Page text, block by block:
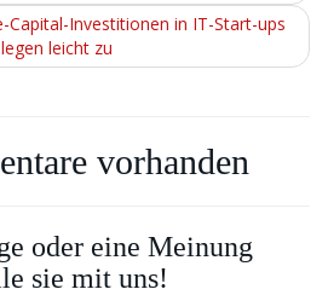
Capital-Investitionen in IT-Start-ups
legen leicht zu
vorhanden
oder eine Meinung
sie mit uns!